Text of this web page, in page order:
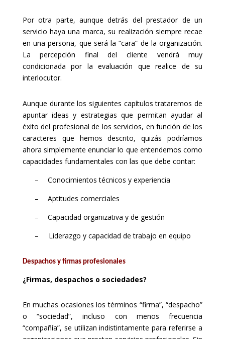
Por otra parte, aunque detrás del prestador de un
servicio haya una marca, su realización siempre recae
en una persona, que será la “cara” de la organización.
La percepción final del cliente vendrá muy
condicionada por la evaluación que realice de su
interlocutor.
Aunque durante los siguientes capítulos trataremos de
apuntar ideas y estrategias que permitan ayudar al
éxito del profesional de los servicios, en función de los
caracteres que hemos descrito, quizás podríamos
ahora simplemente enunciar lo que entendemos como
capacidades fundamentales con las que debe contar:
–
Conocimientos técnicos y experiencia
–
Aptitudes comerciales
–
Capacidad organizativa y de gestión
– Liderazgo y capacidad de trabajo en equipo
Despachos y firmas profesionales
¿Firmas, despachos o sociedades?
En muchas ocasiones los términos “firma”, “despacho”
o “sociedad”, incluso con menos frecuencia
“compañía”, se utilizan indistintamente para referirse a